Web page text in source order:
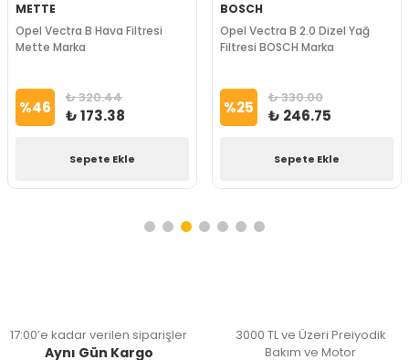
METTE
Opel Vectra B Hava Filtresi
Mette Marka
%46 ₺ 320.44
₺ 173.38
Sepete Ekle
BOSCH
Opel Vectra B 2.0 Dizel Yağ
Filtresi BOSCH Marka
%25 ₺ 330.00
₺ 246.75
Sepete Ekle
17:00’e kadar verilen siparişler
Aynı Gün Kargo
3000 TL ve Üzeri Preiyodik
Bakım ve Motor